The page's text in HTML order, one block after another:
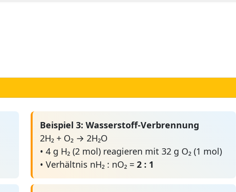
Beispiel 3: Wasserstoff-Verbrennung
2H₂ + O₂ → 2H₂O
• 4 g H₂ (2 mol) reagieren mit 32 g O₂ (1 mol)
• Verhältnis nH₂ : nO₂ = 2 : 1